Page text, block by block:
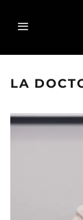
LA